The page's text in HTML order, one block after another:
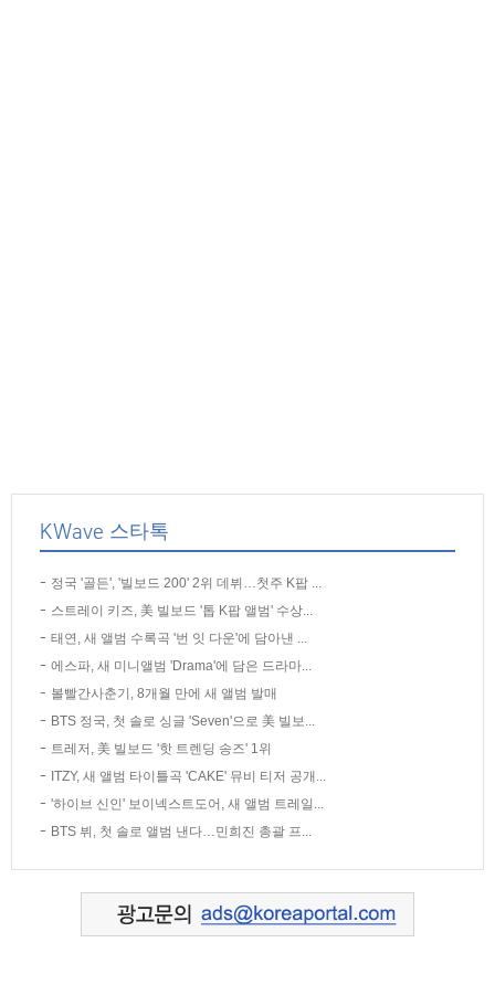
KWave 스타톡
정국 '골든', '빌보드 200' 2위 데뷔…첫주 K팝 ...
스트레이 키즈, 美 빌보드 '톱 K팝 앨범' 수상...
태연, 새 앨범 수록곡 '번 잇 다운'에 담아낸 ...
에스파, 새 미니앨범 'Drama'에 담은 드라마...
볼빨간사춘기, 8개월 만에 새 앨범 발매
BTS 정국, 첫 솔로 싱글 'Seven'으로 美 빌보...
트레저, 美 빌보드 '핫 트렌딩 송즈' 1위
ITZY, 새 앨범 타이틀곡 'CAKE' 뮤비 티저 공개...
'하이브 신인' 보이넥스트도어, 새 앨범 트레일...
BTS 뷔, 첫 솔로 앨범 낸다…민희진 총괄 프...